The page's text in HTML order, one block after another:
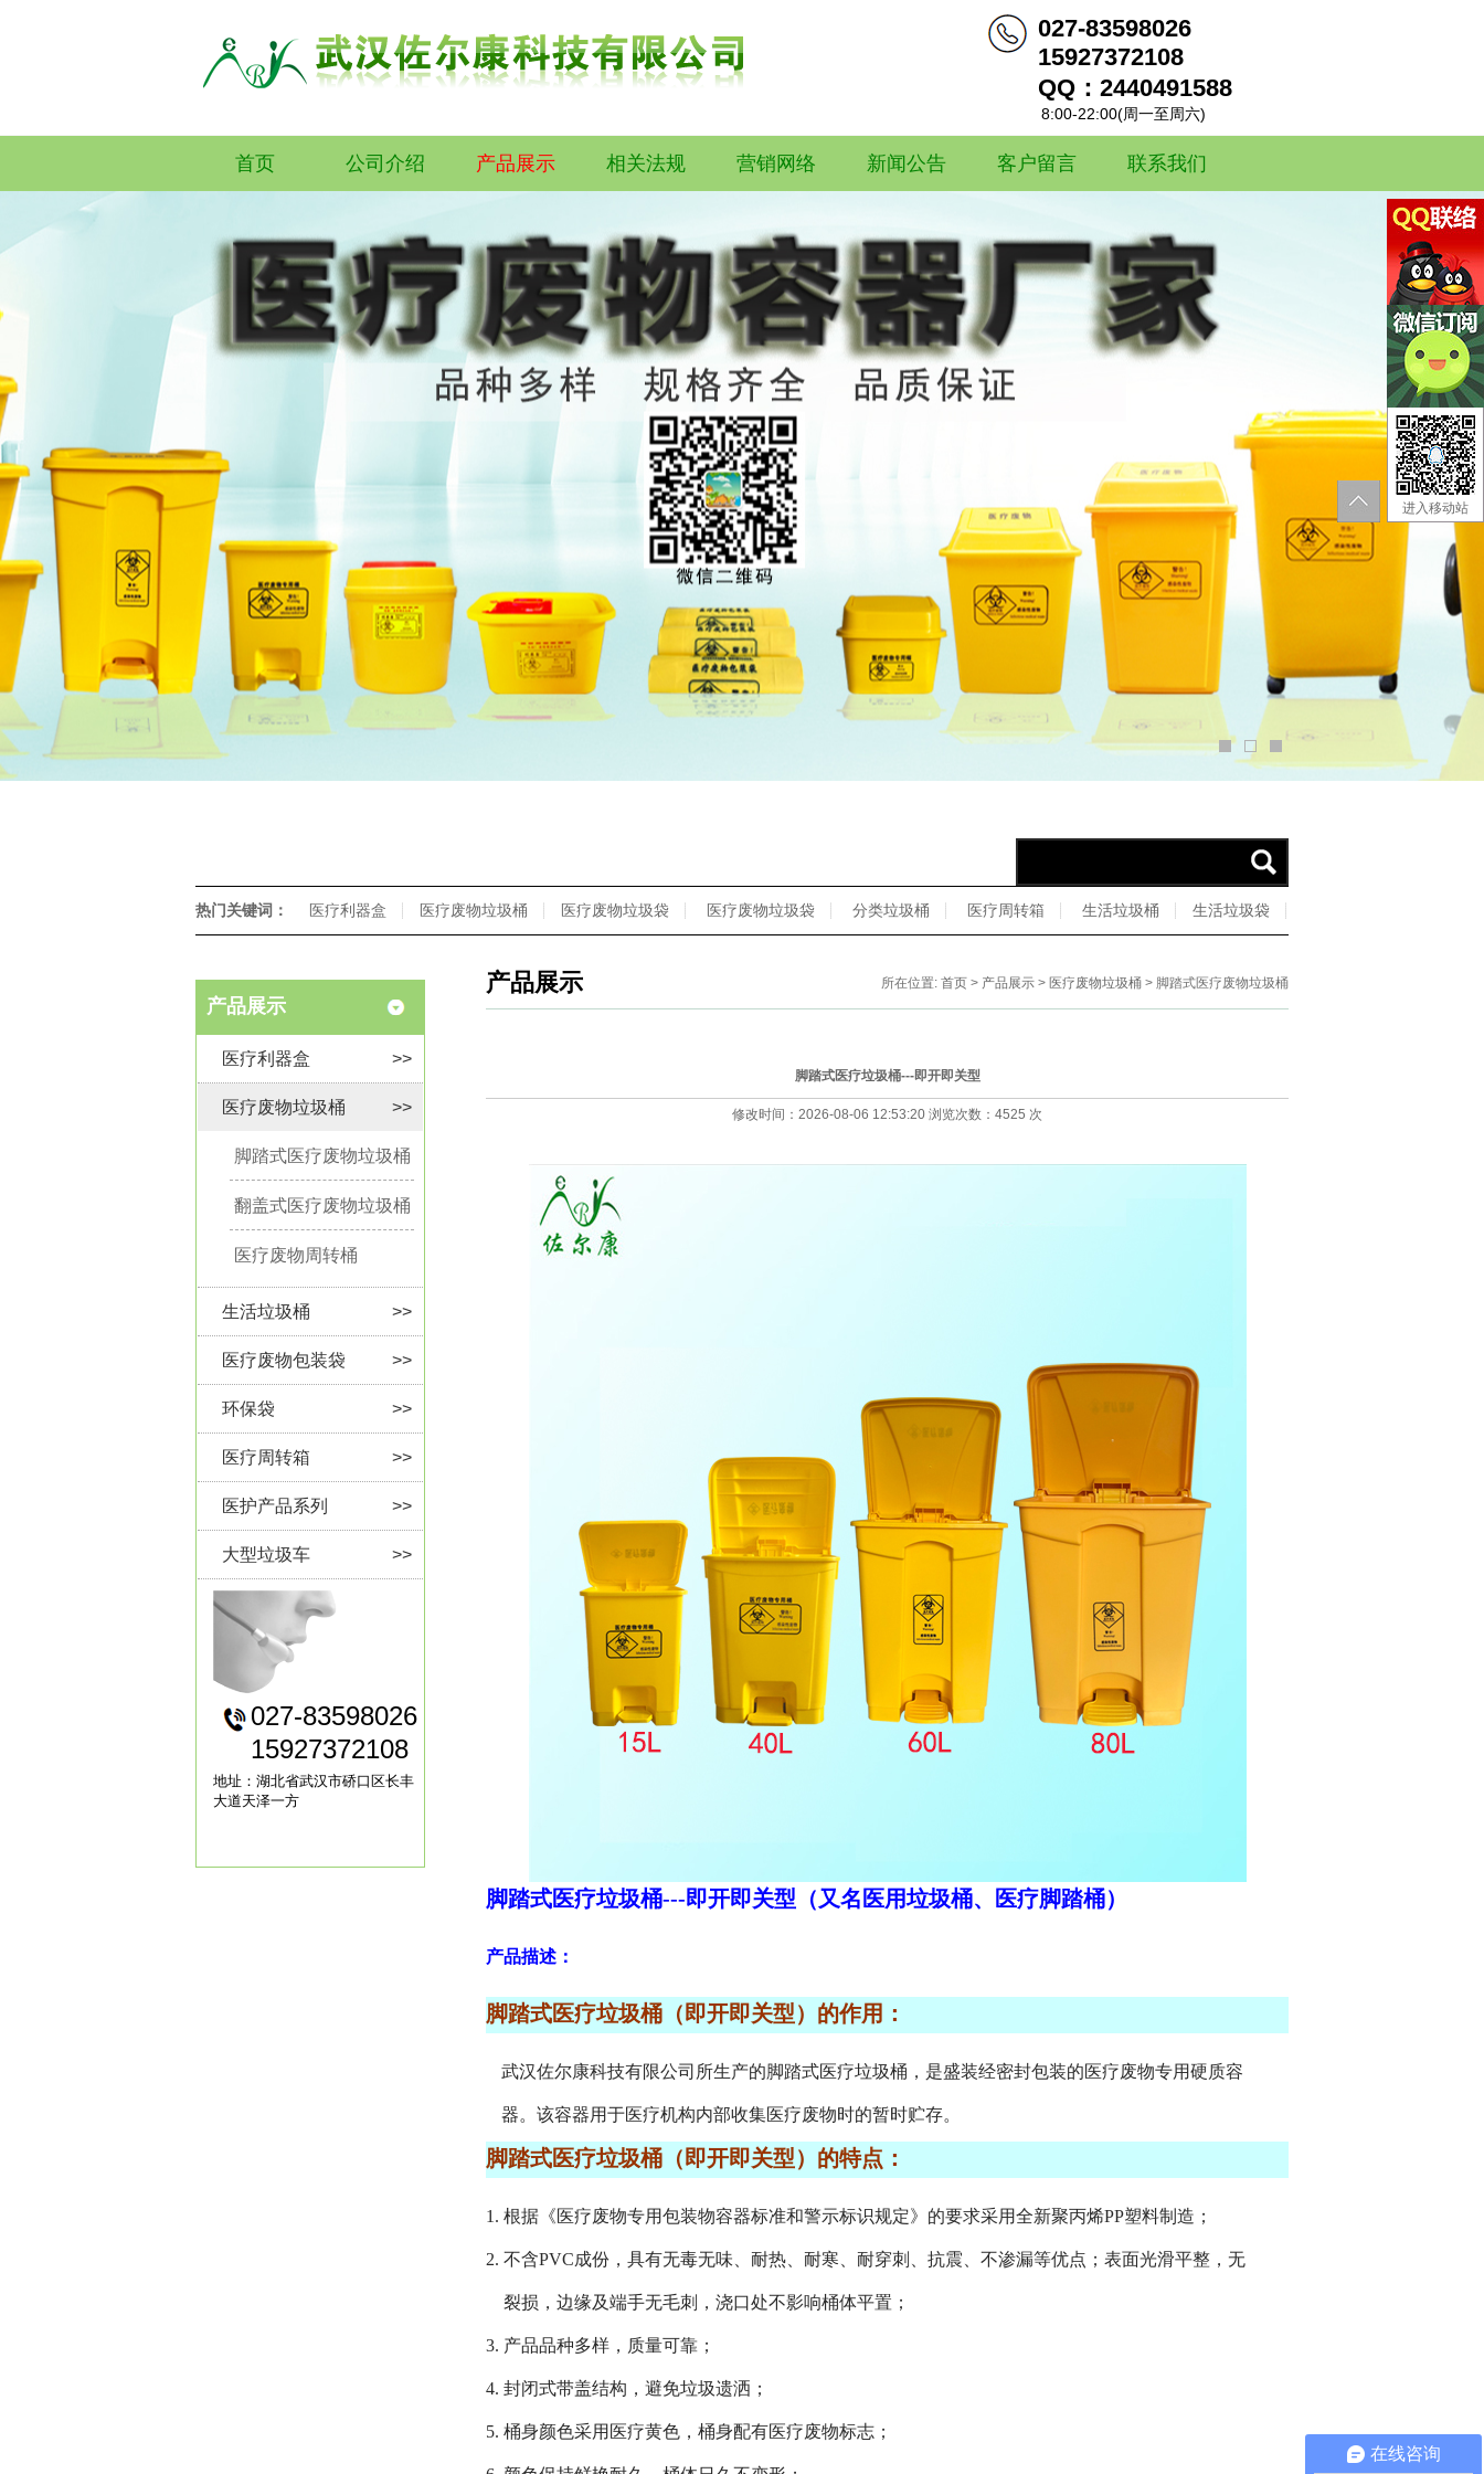
进入移动站
027-83598026
15927372108
QQ：2440491588
8:00-22:00(周一至周六)
首页 公司介绍 产品展示 相关法规 营销网络 新闻公告 客户留言 联系我们
热门关键词： 医疗利器盒 医疗废物垃圾桶 医疗废物垃圾袋 医疗废物垃圾袋 分类垃圾桶 医疗周转箱 生活垃圾桶 生活垃圾袋
产品展示
医疗利器盒 >>
医疗废物垃圾桶 >>
脚踏式医疗废物垃圾桶
翻盖式医疗废物垃圾桶
医疗废物周转桶
生活垃圾桶 >>
医疗废物包装袋 >>
环保袋 >>
医疗周转箱 >>
医护产品系列 >>
大型垃圾车 >>
027-83598026
15927372108
地址：湖北省武汉市硚口区长丰
大道天泽一方
所在位置: 首页 > 产品展示 > 医疗废物垃圾桶 > 脚踏式医疗废物垃圾桶
产品展示
脚踏式医疗垃圾桶---即开即关型
修改时间：2026-08-06 12:53:20 浏览次数：4525 次
脚踏式医疗垃圾桶---即开即关型（又名医用垃圾桶、医疗脚踏桶）
产品描述：
脚踏式医疗垃圾桶（即开即关型）的作用：
武汉佐尔康科技有限公司所生产的脚踏式医疗垃圾桶，是盛装经密封包装的医疗废物专用硬质容
器。该容器用于医疗机构内部收集医疗废物时的暂时贮存。
脚踏式医疗垃圾桶（即开即关型）的特点：
1. 根据《医疗废物专用包装物容器标准和警示标识规定》的要求采用全新聚丙烯PP塑料制造；
2. 不含PVC成份，具有无毒无味、耐热、耐寒、耐穿刺、抗震、不渗漏等优点；表面光滑平整，无
裂损，边缘及端手无毛刺，浇口处不影响桶体平置；
3. 产品品种多样，质量可靠；
4. 封闭式带盖结构，避免垃圾遗洒；
5. 桶身颜色采用医疗黄色，桶身配有医疗废物标志；
在线咨询